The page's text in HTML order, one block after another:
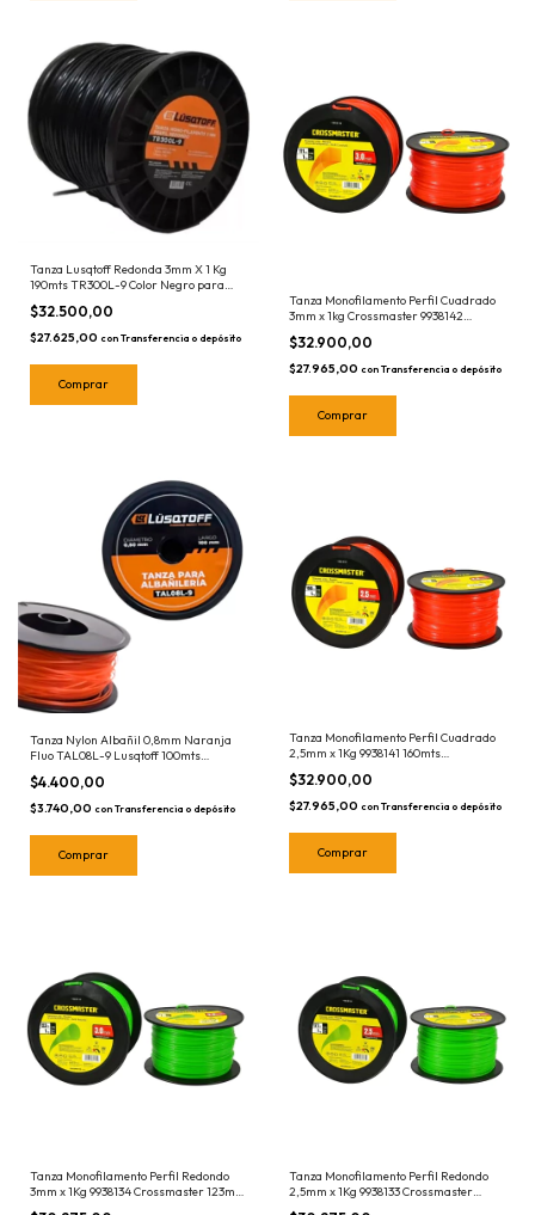
Tanza Lusqtoff Redonda 3mm X 1 Kg
190mts TR300L-9 Color Negro para
Motoguadaña Perfil Redondo
$32.500,00
$27.625,00 con Transferencia o depósito
Tanza Monofilamento Perfil Cuadrado
3mm x 1kg Crossmaster 9938142
Cuadrada 111 mts
$32.900,00
$27.965,00 con Transferencia o depósito
Tanza Nylon Albañil 0,8mm Naranja
Fluo TAL08L-9 Lusqtoff 100mts
$4.400,00
$3.740,00 con Transferencia o depósito
Tanza Monofilamento Perfil Cuadrado
2,5mm x 1Kg 9938141 160mts
$32.900,00
$27.965,00 con Transferencia o depósito
Tanza Monofilamento Perfil Redondo
3mm x 1Kg 9938134 Crossmaster 123mts
Redonda Bobina
Tanza Monofilamento Perfil Redondo
2,5mm x 1Kg 9938133 Crossmaster
177mts Redonda